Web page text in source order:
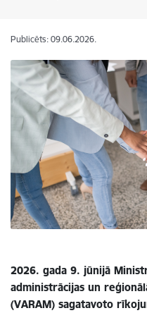
Publicēts: 09.06.2026.
2026. gada 9. jūnijā
administrācijas un
(VARAM) sagatavoto